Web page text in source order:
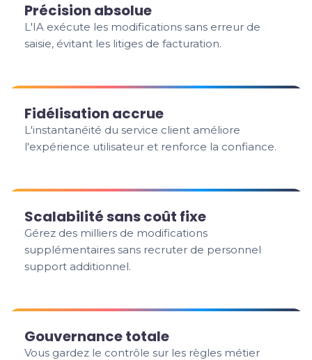
Précision absolue
L'IA exécute les modifications sans erreur de
saisie, évitant les litiges de facturation.
Fidélisation accrue
L'instantanéité du service client améliore
l'expérience utilisateur et renforce la confiance.
Scalabilité sans coût fixe
Gérez des milliers de modifications
supplémentaires sans recruter de personnel
support additionnel.
Gouvernance totale
Vous gardez le contrôle sur les règles métier